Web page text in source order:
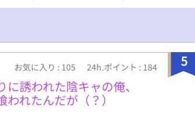
5
お気に入り : 105 24h.ポイント : 184
誘われた陰キャの俺、
れたんだが（？）